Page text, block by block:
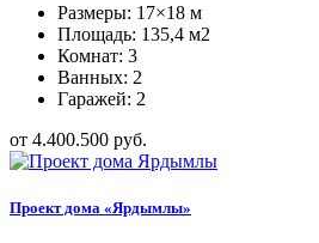
Размеры: 17×18 м
Площадь: 135,4 м2
Комнат: 3
Ванных: 2
Гаражей: 2
от 4.400.500 руб.
Проект дома «Ярдымлы»